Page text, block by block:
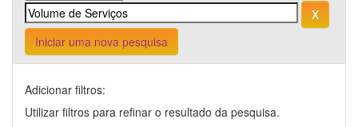
Iniciar uma nova pesquisa
Adicionar filtros:
Utilizar filtros para refinar o resultado da pesquisa.